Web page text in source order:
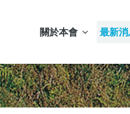
關於本會
最新消